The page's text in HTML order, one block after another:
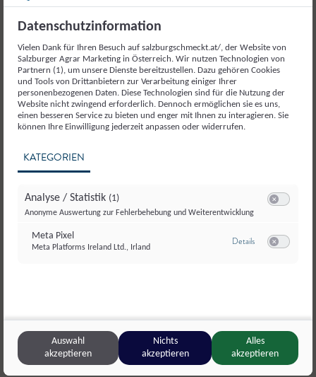
Mattigtaler Käse
Seekirchen
Frischkäse natur
Ottinggut
Rohmilch
Datenschutzinformation
Vielen Dank für Ihren Besuch auf salzburgschmeckt.at/, der Website von
Salzburger Agrar Marketing in Österreich. Wir nutzen Technologien von
Partnern (1), um unsere Dienste bereitzustellen. Dazu gehören Cookies
und Tools von Drittanbietern zur Verarbeitung einiger Ihrer
personenbezogenen Daten. Diese Technologien sind für die Nutzung der
Website nicht zwingend erforderlich. Dennoch ermöglichen sie es uns,
einen besseren Service zu bieten und enger mit Ihnen zu interagieren. Sie
können Ihre Einwilligung jederzeit anpassen oder widerrufen.
KATEGORIEN
Analyse / Statistik (1)
Anonyme Auswertung zur Fehlerbehebung und Weiterentwicklung
Meta Pixel
Meta Platforms Ireland Ltd., Irland
Detailszu Meta Pixel
Auswahl
akzeptieren
Nichts
akzeptieren
Alles
akzeptieren